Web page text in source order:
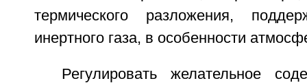
термического разложения,
инертного газа, в особенности
Регулировать желательное